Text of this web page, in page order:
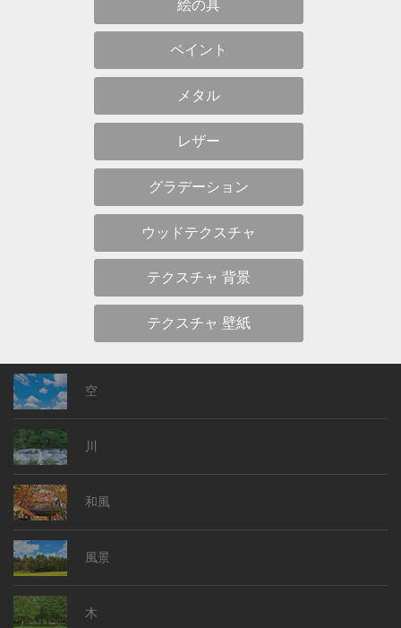
絵の具
ペイント
メタル
レザー
グラデーション
ウッドテクスチャ
テクスチャ 背景
テクスチャ 壁紙
空
和風
風景
木